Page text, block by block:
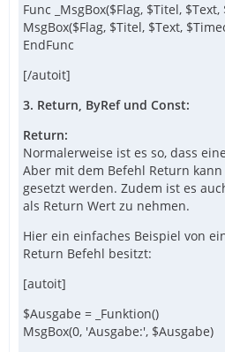
Func _MsgBox($Flag, $Titel,
MsgBox($Flag, $Titel, $Text,
EndFunc
[/autoit]
3. Return, ByRef und Const:
Return:
Normalerweise ist es so, dass
Aber mit dem Befehl Return
gesetzt werden. Zudem ist es
als Return Wert zu nehmen.
Hier ein einfaches Beispiel von
Return Befehl besitzt:
[autoit]
$Ausgabe = _Funktion()
MsgBox(0, 'Ausgabe:', $Ausgabe)